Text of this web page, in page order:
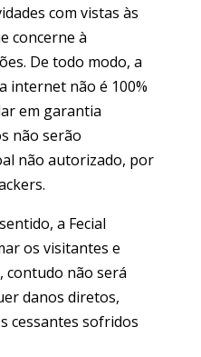
com vistas às
concerne à
De todo modo, a
internet não é 100%
em garantia
não serão
não autorizado, por
a Fecial
os visitantes e
contudo não será
danos diretos,
cessantes sofridos